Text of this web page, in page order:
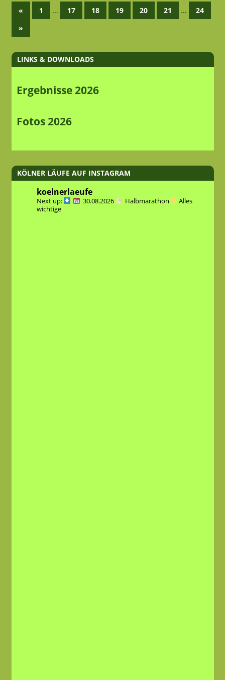
Seitennummerierung
der
Beiträge
«Vorherige
Beiträge
1 … 17 18 19 20 21 …
24
Nächste
Beiträge
»
LINKS & DOWNLOADS
Ergebnisse 2026
Fotos 2026
KÖLNER LÄUFE AUF INSTAGRAM
koelnerlaeufe
Next up: 30.08.2026 Halbmarathon
Alles
wichtige